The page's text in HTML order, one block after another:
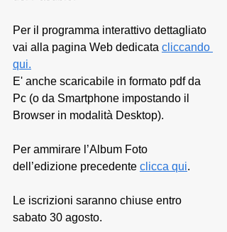
Per il programma interattivo dettagliato
vai alla pagina Web dedicata cliccando
qui.
E' anche scaricabile in formato pdf da
Pc (o da Smartphone impostando il
Browser in modalità Desktop).
Per ammirare l’Album Foto
dell’edizione precedente clicca qui.
Le iscrizioni saranno chiuse entro
sabato 30 agosto.